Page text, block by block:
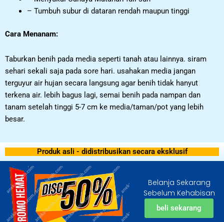
– Tumbuh subur di dataran rendah maupun tinggi
Cara Menanam:
Taburkan benih pada media seperti tanah atau lainnya. siram
sehari sekali saja pada sore hari. usahakan media jangan
terguyur air hujan secara langsung agar benih tidak hanyut
terkena air. lebih bagus lagi, semai benih pada nampan dan
tanam setelah tinggi 5-7 cm ke media/taman/pot yang lebih
besar.
Produk asli - didistribusikan secara eksklusif
Belanja Sekarang
Sebelum Kehabisan
beli sekarang